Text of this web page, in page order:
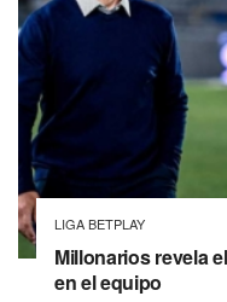
LIGA BETPLAY
Millonarios revela
en el equipo